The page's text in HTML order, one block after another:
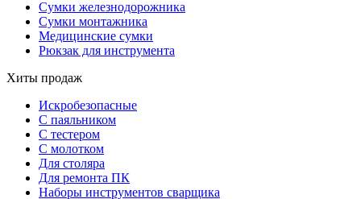
Сумки железнодорожника
Сумки монтажника
Медицинские сумки
Рюкзак для инструмента
Хиты продаж
Искробезопасные
С паяльником
С тестером
С молотком
Для столяра
Для ремонта ПК
Наборы инструментов сварщика